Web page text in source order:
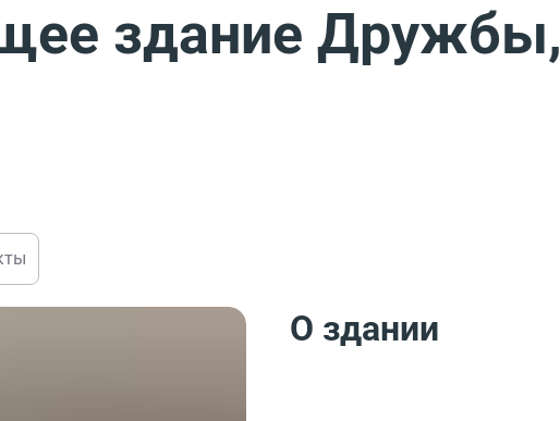
здание Дружбы,
О здании